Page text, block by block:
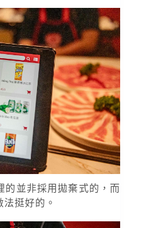
的並非採用拋棄式的，而
挺好的。